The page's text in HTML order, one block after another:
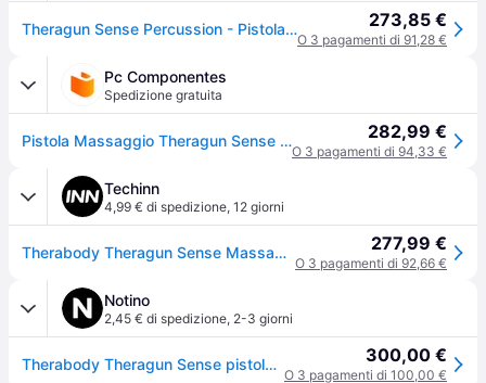
Theragun Sense Percussion - Pistola massaggiante personale per tessuti profondi, con routine di respirazione precaricata, per alleviare lo stress 273,85 €
O 3 pagamenti di 91,28 €
Pc Componentes
Spedizione gratuita
Pistola Massaggio Theragun Sense Nera 282,99 €
O 3 pagamenti di 94,33 €
Techinn
4,99 € di spedizione, 12 giorni
Therabody Theragun Sense Massager Trasparente 277,99 €
O 3 pagamenti di 92,66 €
Notino
2,45 € di spedizione, 2-3 giorni
Therabody Theragun Sense pistola per massaggi colore White 1 pz 300,00 €
O 3 pagamenti di 100,00 €